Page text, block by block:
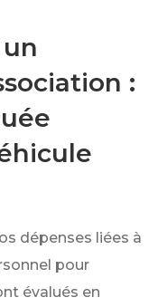
:
dépenses liées à
pour
évalués en